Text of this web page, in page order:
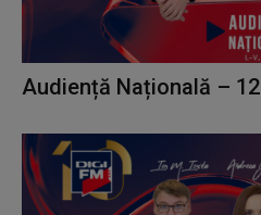
Audiență Națională –